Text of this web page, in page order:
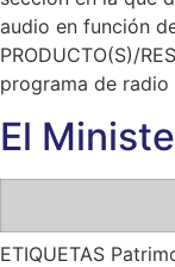
audio en función
PRODUCTO(S)/
programa de
El
ETIQUETAS